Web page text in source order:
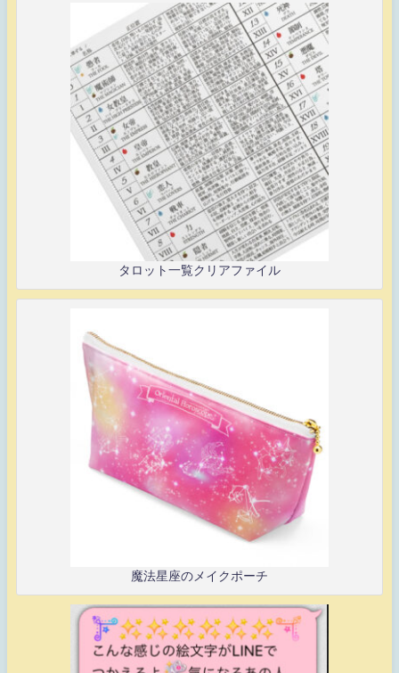
タロット一覧クリアファイル
魔法星座のメイクポーチ